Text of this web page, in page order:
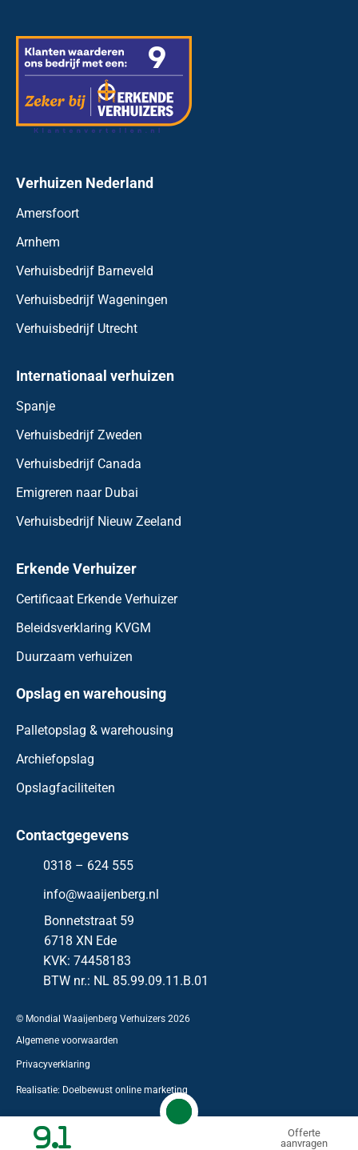
Verhuizen Nederland
Amersfoort
Arnhem
Verhuisbedrijf Barneveld
Verhuisbedrijf Wageningen
Verhuisbedrijf Utrecht
Internationaal verhuizen
Spanje
Verhuisbedrijf Zweden
Verhuisbedrijf Canada
Emigreren naar Dubai
Verhuisbedrijf Nieuw Zeeland
Erkende Verhuizer
Certificaat Erkende Verhuizer
Beleidsverklaring KVGM
Duurzaam verhuizen
Opslag en warehousing
Palletopslag & warehousing
Archiefopslag
Opslagfaciliteiten
Contactgegevens
0318 – 624 555
info@waaijenberg.nl
Bonnetstraat 59
6718 XN Ede
KVK: 74458183
BTW nr.: NL 85.99.09.11.B.01
© Mondial Waaijenberg Verhuizers 2026
Algemene voorwaarden
Privacyverklaring
Realisatie: Doelbewust online marketing
9.1
Offerte
aanvragen